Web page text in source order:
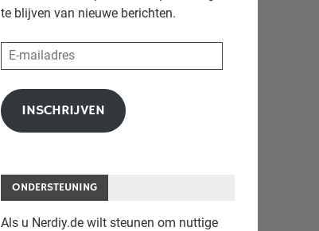
te blijven van nieuwe berichten.
E-
mailadres
INSCHRIJVEN
ONDERSTEUNING
Als u Nerdiy.de wilt steunen om nuttige